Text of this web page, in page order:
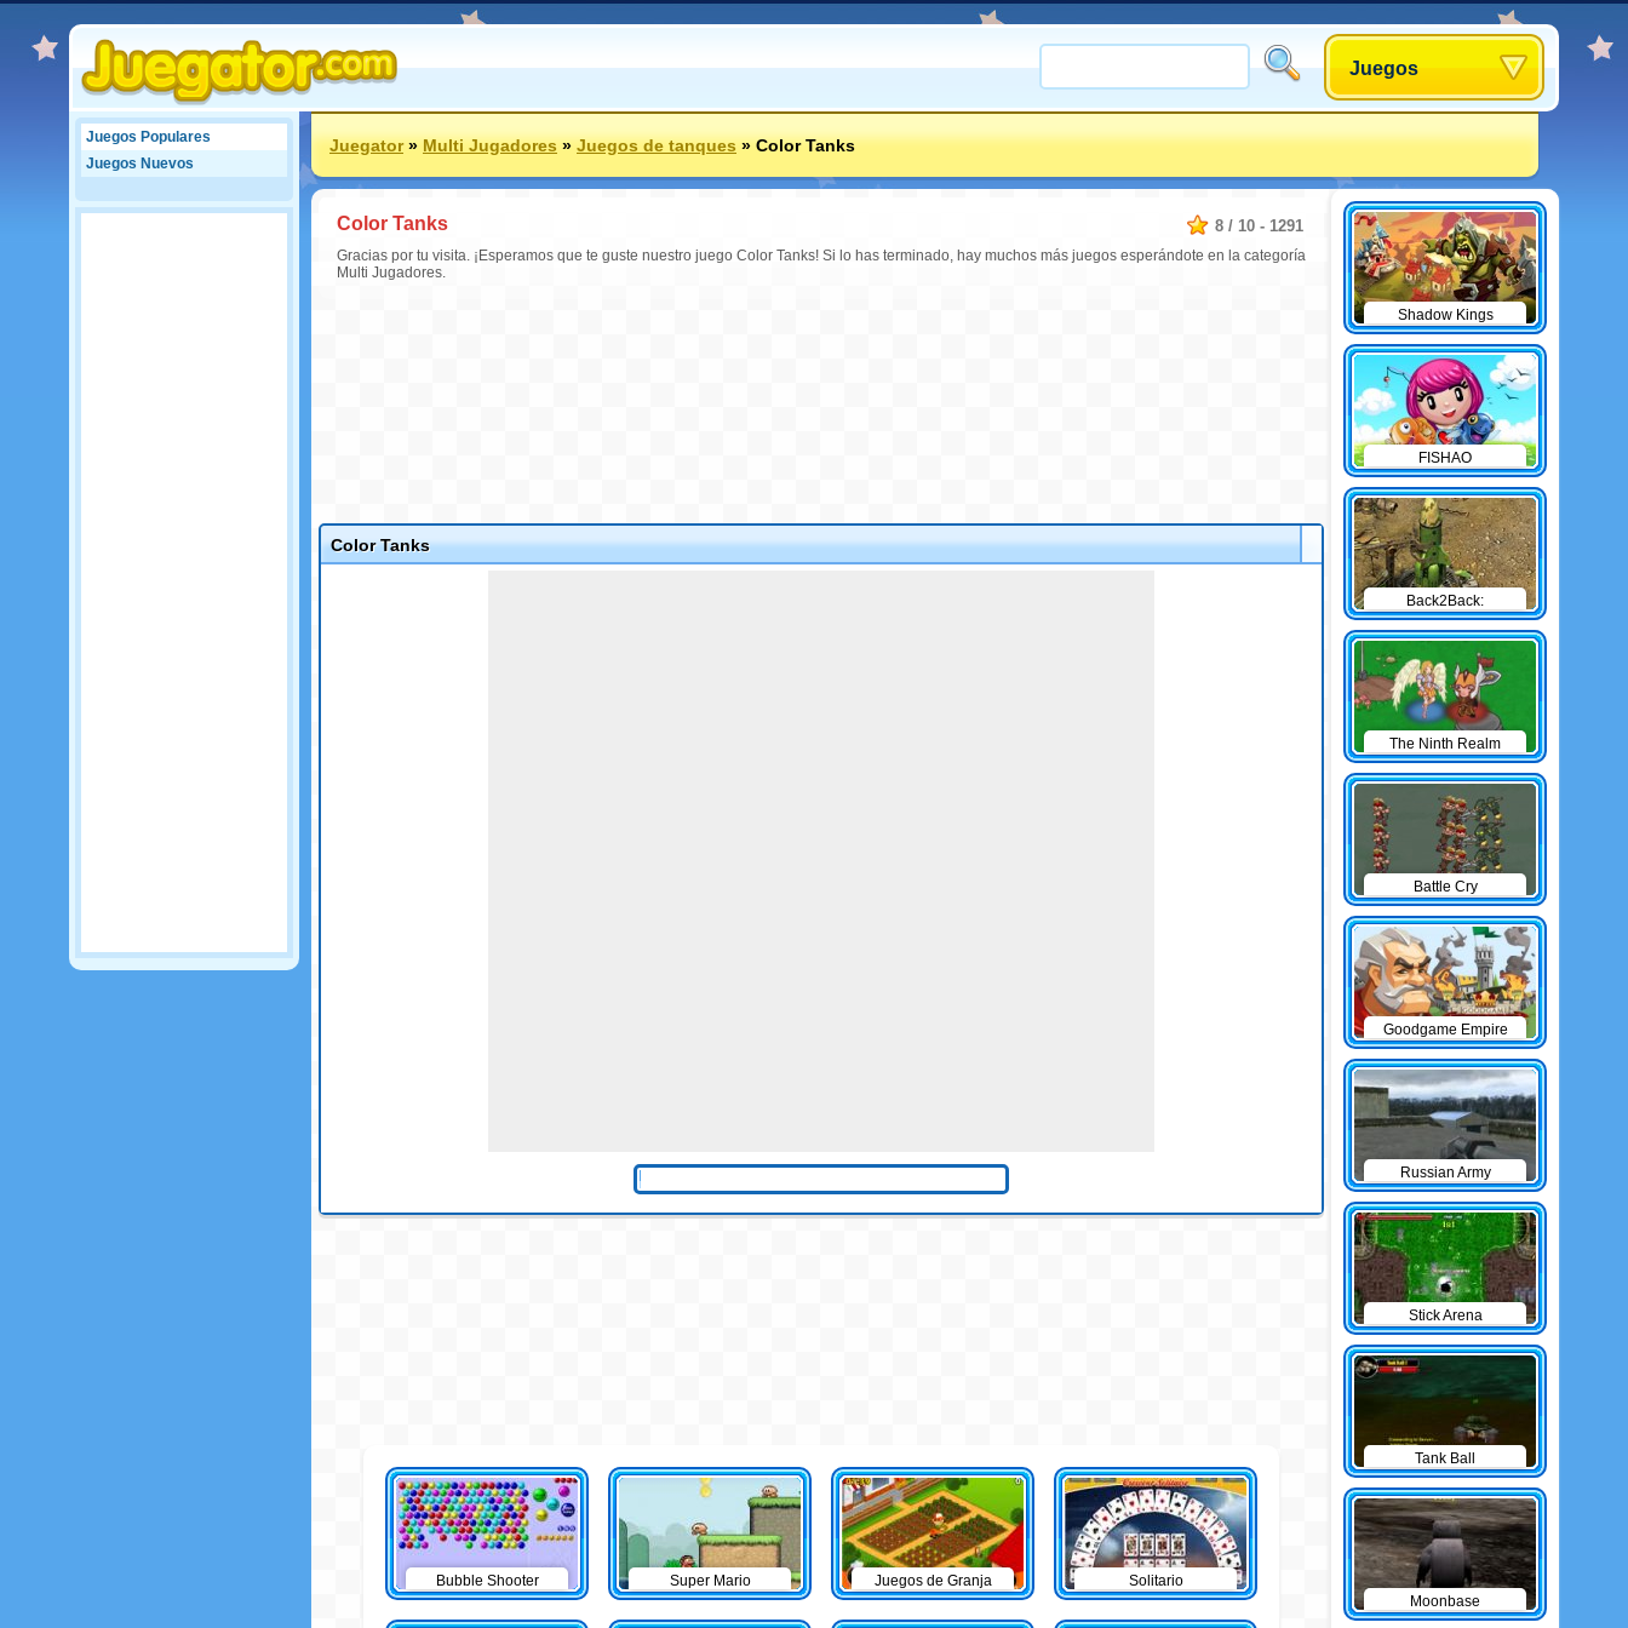
Juegos
Juegos Populares
Juegos Nuevos
Juegator»Multi Jugadores»Juegos de tanques»Color Tanks
8 / 10 - 1291
Color Tanks
Gracias por tu visita. ¡Esperamos que te guste nuestro juego Color Tanks! Si lo has terminado, hay muchos más juegos esperándote en la categoría
Multi Jugadores.
Color Tanks
Bubble Shooter Super Mario Juegos de Granja Solitario
Shadow Kings
FISHAO
Back2Back:
Commander
The Ninth Realm
Battle Cry
Goodgame Empire
Russian Army
Stick Arena
Tank Ball
Moonbase